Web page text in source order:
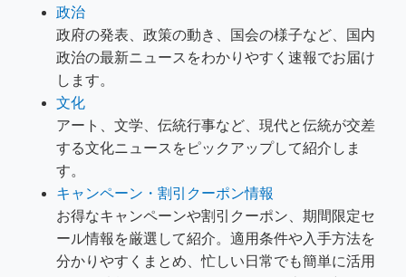
政治
政府の発表、政策の動き、国会の様子など、国内
政治の最新ニュースをわかりやすく速報でお届け
します。
文化
アート、文学、伝統行事など、現代と伝統が交差
する文化ニュースをピックアップして紹介しま
す。
キャンペーン・割引クーポン情報
お得なキャンペーンや割引クーポン、期間限定セ
ール情報を厳選して紹介。適用条件や入手方法を
分かりやすくまとめ、忙しい日常でも簡単に活用